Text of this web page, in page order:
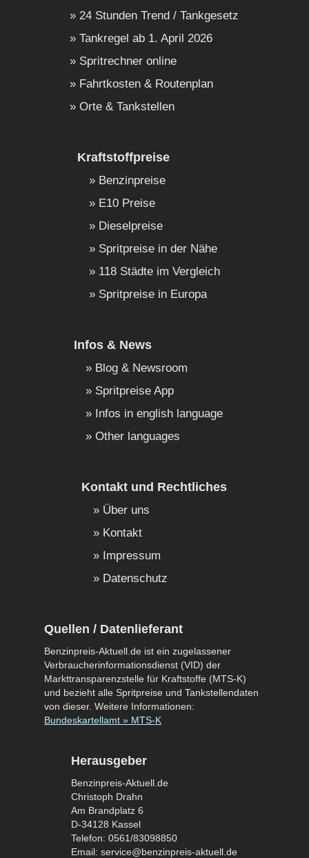
24 Stunden Trend / Tankgesetz
Tankregel ab 1. April 2026
Spritrechner online
Fahrtkosten & Routenplan
Orte & Tankstellen
Kraftstoffpreise
Benzinpreise
E10 Preise
Dieselpreise
Spritpreise in der Nähe
118 Städte im Vergleich
Spritpreise in Europa
Infos & News
Blog & Newsroom
Spritpreise App
Infos in english language
Other languages
Kontakt und Rechtliches
Über uns
Kontakt
Impressum
Datenschutz
Quellen / Datenlieferant
Benzinpreis-Aktuell.de ist ein zugelassener
Verbraucherinformationsdienst (VID) der
Markttransparenzstelle für Kraftstoffe (MTS-K)
und bezieht alle Spritpreise und Tankstellendaten
von dieser. Weitere Informationen:
Bundeskartellamt » MTS-K
Herausgeber
Benzinpreis-Aktuell.de
Christoph Drahn
Am Brandplatz 6
D-34128 Kassel
Telefon: 0561/83098850
Email: service@benzinpreis-aktuell.de